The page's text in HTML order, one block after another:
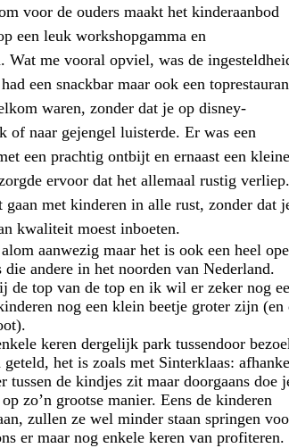
voor de ouders maakt het kinderaanbod
een leuk workshopgamma en
Wat me vooral opviel, was de
een snackbar maar ook een
waren, zonder dat je op disney-
of naar gejengel luisterde. Er was een
een prachtig ontbijt en ernaast een
ervoor dat het allemaal rustig
gaan met kinderen in alle rust, zonder dat
kwaliteit moest inboeten.
aanwezig maar het is ook een heel
andere in het noorden van Nederland.
top van de top en ik wil er zeker nog
nog een klein beetje groter zijn (en
keren dergelijk park tussendoor
het is zoals met Sinterklaas:
tussen de kindjes zit maar doorgaans doe
zo’n grootse manier. Eens de kinderen
zullen ze wel minder staan springen
er maar nog enkele keren van profiteren.